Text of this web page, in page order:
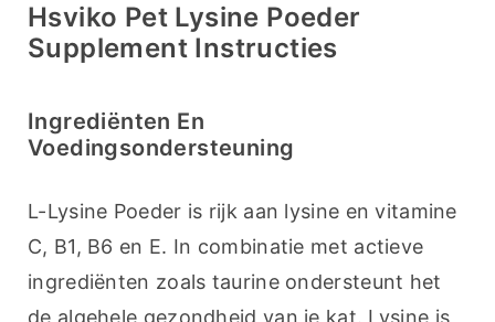
Hsviko Pet Lysine Poeder
Supplement Instructies
Ingrediënten En
Voedingsondersteuning
L-Lysine Poeder is rijk aan lysine en vitamine
C, B1, B6 en E. In combinatie met actieve
ingrediënten zoals taurine ondersteunt het
de algehele gezondheid van je kat. Lysine is